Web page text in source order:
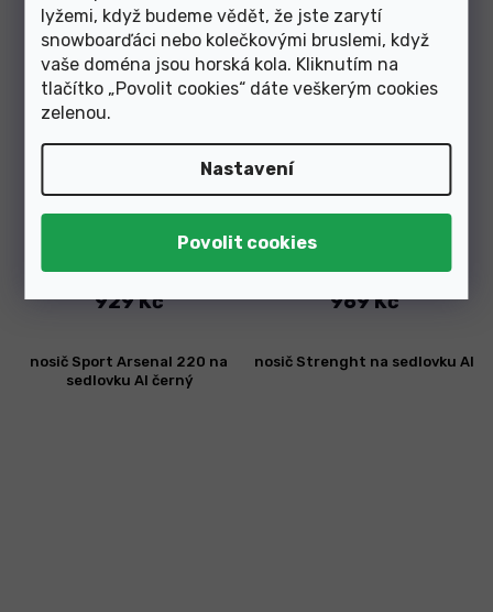
lyžemi, když budeme vědět, že jste zarytí
snowboarďáci nebo kolečkovými bruslemi, když
vaše doména jsou horská kola. Kliknutím na
tlačítko „Povolit cookies“ dáte veškerým cookies
zelenou.
Nastavení
Skladem v e-shopu
929 Kč
Skladem v e-shopu
969 Kč
nosič Sport Arsenal 220 na
sedlovku Al černý
nosič Strenght na sedlovku Al